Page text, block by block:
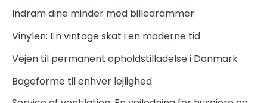
Indram dine minder med billedrammer
Vinylen: En vintage skat i en moderne tid
Vejen til permanent opholdstilladelse i Danmark
Bageforme til enhver lejlighed